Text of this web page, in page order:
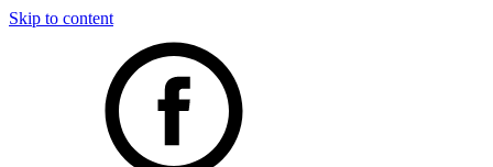
Skip to content